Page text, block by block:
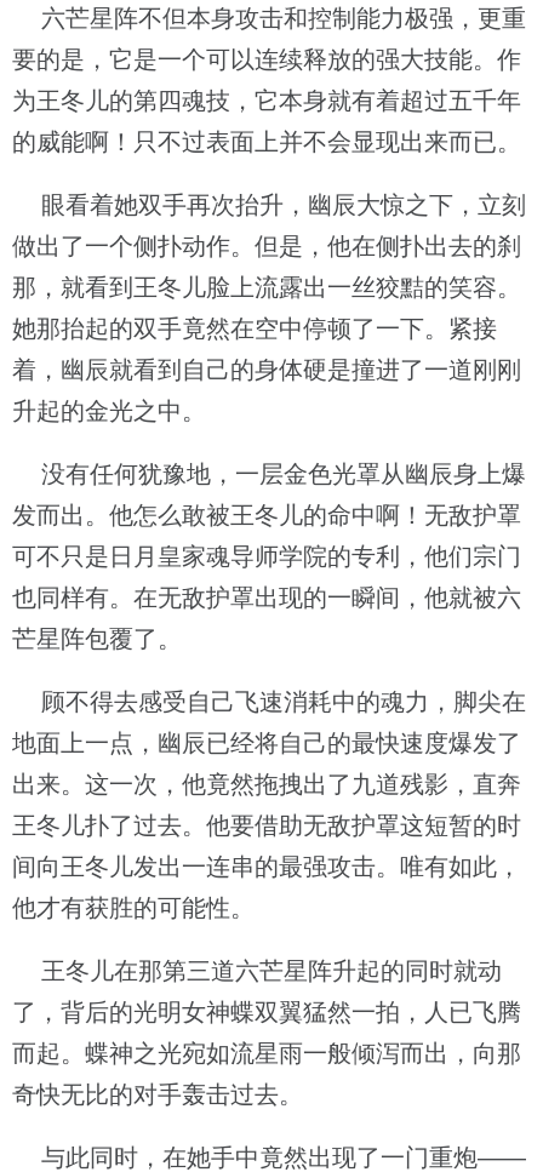
六芒星阵不但本身攻击和控制能力极强，更重
要的是，它是一个可以连续释放的强大技能。作
为王冬儿的第四魂技，它本身就有着超过五千年
的威能啊！只不过表面上并不会显现出来而已。
眼看着她双手再次抬升，幽辰大惊之下，立刻
做出了一个侧扑动作。但是，他在侧扑出去的刹
那，就看到王冬儿脸上流露出一丝狡黠的笑容。
她那抬起的双手竟然在空中停顿了一下。紧接
着，幽辰就看到自己的身体硬是撞进了一道刚刚
升起的金光之中。
没有任何犹豫地，一层金色光罩从幽辰身上爆
发而出。他怎么敢被王冬儿的命中啊！无敌护罩
可不只是日月皇家魂导师学院的专利，他们宗门
也同样有。在无敌护罩出现的一瞬间，他就被六
芒星阵包覆了。
顾不得去感受自己飞速消耗中的魂力，脚尖在
地面上一点，幽辰已经将自己的最快速度爆发了
出来。这一次，他竟然拖拽出了九道残影，直奔
王冬儿扑了过去。他要借助无敌护罩这短暂的时
间向王冬儿发出一连串的最强攻击。唯有如此，
他才有获胜的可能性。
王冬儿在那第三道六芒星阵升起的同时就动
了，背后的光明女神蝶双翼猛然一拍，人已飞腾
而起。蝶神之光宛如流星雨一般倾泻而出，向那
奇快无比的对手轰击过去。
与此同时，在她手中竟然出现了一门重炮——